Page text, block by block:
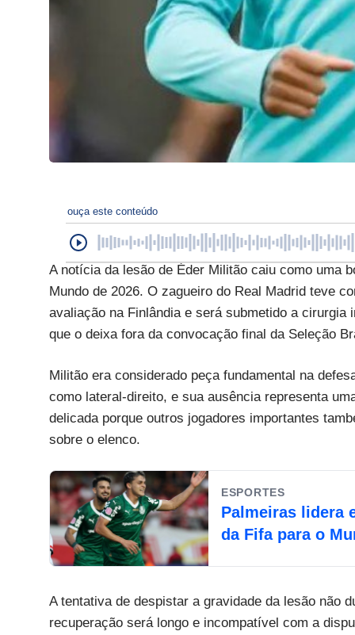
ouça este conteúdo
A notícia da lesão de Éder Militão caiu como uma
Mundo de 2026. O zagueiro do Real Madrid teve
avaliação na Finlândia e será submetido a
que o deixa fora da convocação final da Seleção
Militão era considerado peça fundamental na
como lateral-direito, e sua ausência representa
delicada porque outros jogadores importantes
sobre o elenco.
ESPORTES
Palmeiras lidera
da Fifa para o
A tentativa de despistar a gravidade da lesão não
recuperação será longo e incompatível com a